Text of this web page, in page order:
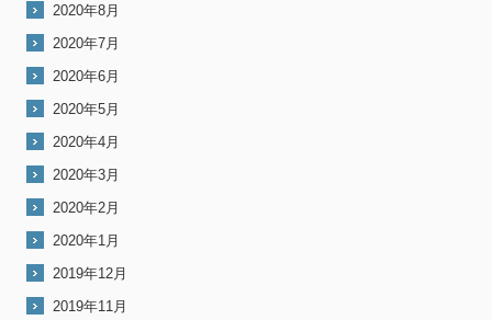
2020年8月
2020年7月
2020年6月
2020年5月
2020年4月
2020年3月
2020年2月
2020年1月
2019年12月
2019年11月